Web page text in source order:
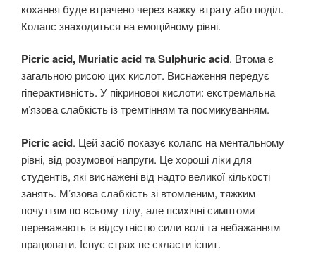
кохання буде втрачено через важку втрату або поділ.
Колапс знаходиться на емоційному рівні.
Picric acid, Muriatic acid та Sulphuric acid. Втома є
загальною рисою цих кислот. Виснаження передує
гіперактивність. У пікринової кислоти: екстремальна
м’язова слабкість із тремтінням та посмикуванням.
Picric acid. Цей засіб показує колапс на ментальному
рівні, від розумової напруги. Це хороші ліки для
студентів, які виснажені від надто великої кількості
занять. М’язова слабкість зі втомленим, тяжким
почуттям по всьому тілу, але психічні симптоми
переважають із відсутністю сили волі та небажанням
працювати. Існує страх не скласти іспит.